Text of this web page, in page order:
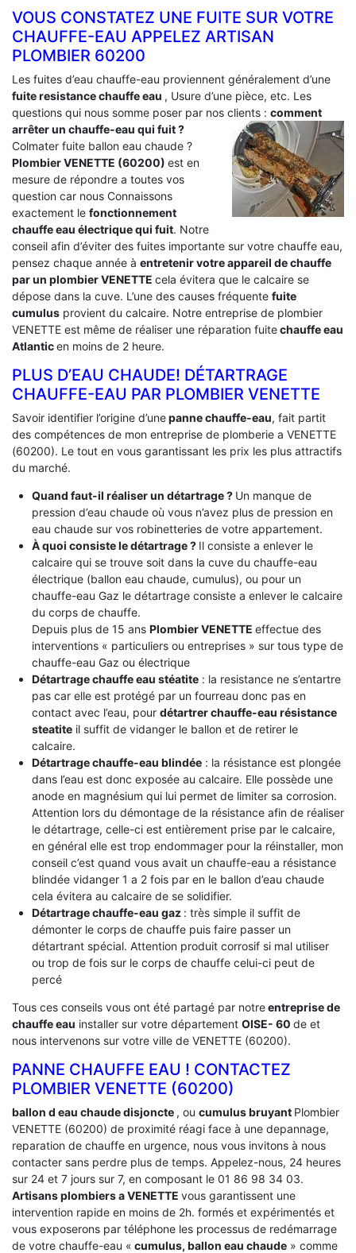
VOUS CONSTATEZ UNE FUITE SUR VOTRE
CHAUFFE-EAU APPELEZ ARTISAN
PLOMBIER 60200
Les fuites d’eau chauffe-eau proviennent généralement d’une
fuite resistance chauffe eau , Usure d’une pièce, etc. Les
questions qui nous somme poser par nos clients : comment
arrêter un chauffe-eau qui fuit ?
Colmater fuite ballon eau chaude ?
Plombier VENETTE (60200) est en
mesure de répondre a toutes vos
question car nous Connaissons
exactement le fonctionnement
chauffe eau électrique qui fuit. Notre
conseil afin d’éviter des fuites importante sur votre chauffe eau,
pensez chaque année à entretenir votre appareil de chauffe
par un plombier VENETTE cela évitera que le calcaire se
dépose dans la cuve. L’une des causes fréquente fuite
cumulus provient du calcaire. Notre entreprise de plombier
VENETTE est même de réaliser une réparation fuitechauffe eau
Atlanticen moins de 2 heure.
PLUS D’EAU CHAUDE! DÉTARTRAGE
CHAUFFE-EAU PAR PLOMBIER VENETTE
Savoir identifier l’origine d’unepanne chauffe-eau, fait partit
des compétences de mon entreprise de plomberie a VENETTE
(60200). Le tout en vous garantissant les prix les plus attractifs
du marché.
Quand faut-il réaliser un détartrage ? Un manque de
pression d’eau chaude où vous n’avez plus de pression en
eau chaude sur vos robinetteries de votre appartement.
À quoi consiste le détartrage ? Il consiste a enlever le
calcaire qui se trouve soit dans la cuve du chauffe-eau
électrique (ballon eau chaude, cumulus), ou pour un
chauffe-eau Gaz le détartrage consiste a enlever le calcaire
du corps de chauffe.
Depuis plus de 15 ans Plombier VENETTE effectue des
interventions « particuliers ou entreprises » sur tous type de
chauffe-eau Gaz ou électrique
Détartrage chauffe eau stéatite: la resistance ne s’entartre
pas car elle est protégé par un fourreau donc pas en
contact avec l’eau, pour détartrer chauffe-eau résistance
steatiteil suffit de vidanger le ballon et de retirer le
calcaire.
Détartrage chauffe-eau blindée: la résistance est plongée
dans l’eau est donc exposée au calcaire. Elle possède une
anode en magnésium qui lui permet de limiter sa corrosion.
Attention lors du démontage de la résistance afin de réaliser
le détartrage, celle-ci est entièrement prise par le calcaire,
en général elle est trop endommager pour la réinstaller, mon
conseil c’est quand vous avait un chauffe-eau a résistance
blindée vidanger 1 a 2 fois par en le ballon d’eau chaude
cela évitera au calcaire de se solidifier.
Détartrage chauffe-eau gaz : très simple il suffit de
démonter le corps de chauffe puis faire passer un
détartrant spécial. Attention produit corrosif si mal utiliser
ou trop de fois sur le corps de chauffe celui-ci peut de
percé
Tous ces conseils vous ont été partagé par notreentreprise de
chauffe eau installer sur votre département OISE- 60 de et
nous intervenons sur votre ville de VENETTE (60200).
PANNE CHAUFFE EAU ! CONTACTEZ
PLOMBIER VENETTE (60200)
ballon d eau chaude disjoncte , ou cumulus bruyant Plombier
VENETTE (60200) de proximité réagi face à une depannage,
reparation de chauffe en urgence, nous vous invitons à nous
contacter sans perdre plus de temps. Appelez-nous, 24 heures
sur 24 et 7 jours sur 7, en composant le 01 86 98 34 03.
Artisans plombiers a VENETTE vous garantissent une
intervention rapide en moins de 2h. formés et expérimentés et
vous exposerons par téléphone les processus de redémarrage
de votre chauffe-eau « cumulus, ballon eau chaude » comme